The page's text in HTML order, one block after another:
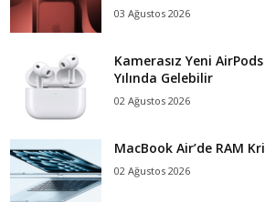
03 Ağustos 2026
Kamerasız Yeni
Yılında Gelebilir
02 Ağustos 2026
MacBook Air’de RAM
02 Ağustos 2026